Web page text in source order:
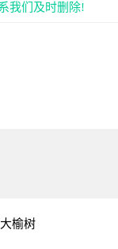
我们及时删除!
榆树